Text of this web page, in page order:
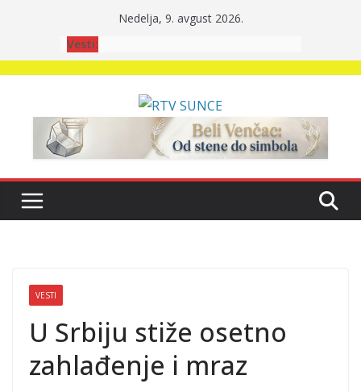
Nedelja, 9. avgust 2026.
Vesti:
VESTI
U Srbiju stiže osetno
zahlađenje i mraz